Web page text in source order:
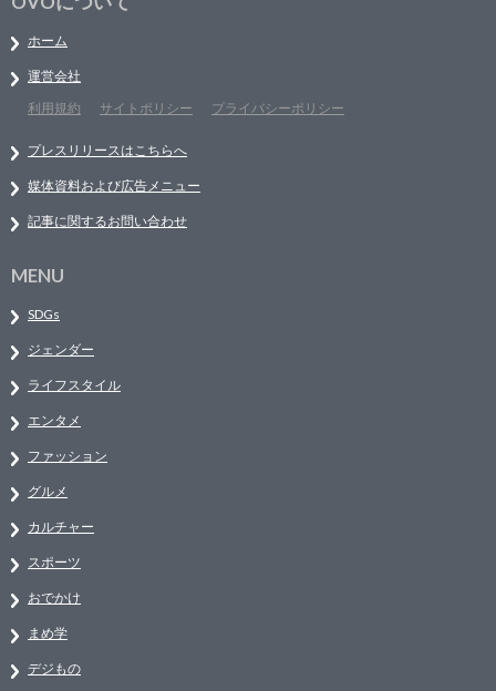
ホーム
運営会社
利用規約
サイトポリシー プライバシーポリシー
プレスリリースはこちらへ
媒体資料および広告メニュー
記事に関するお問い合わせ
MENU
SDGs
ジェンダー
ライフスタイル
エンタメ
ファッション
グルメ
カルチャー
スポーツ
おでかけ
まめ学
デジもの